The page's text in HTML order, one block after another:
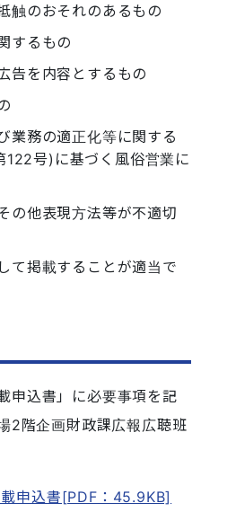
触のおそれのあるもの
するもの
告を内容とするもの
業務の適正化等に関する
号)に基づく風俗営業に
の他表現方法等が不適切
て掲載することが適当で
申込書」に必要事項を記
2階企画財政課広報広聴班
申込書[PDF：45.9KB]